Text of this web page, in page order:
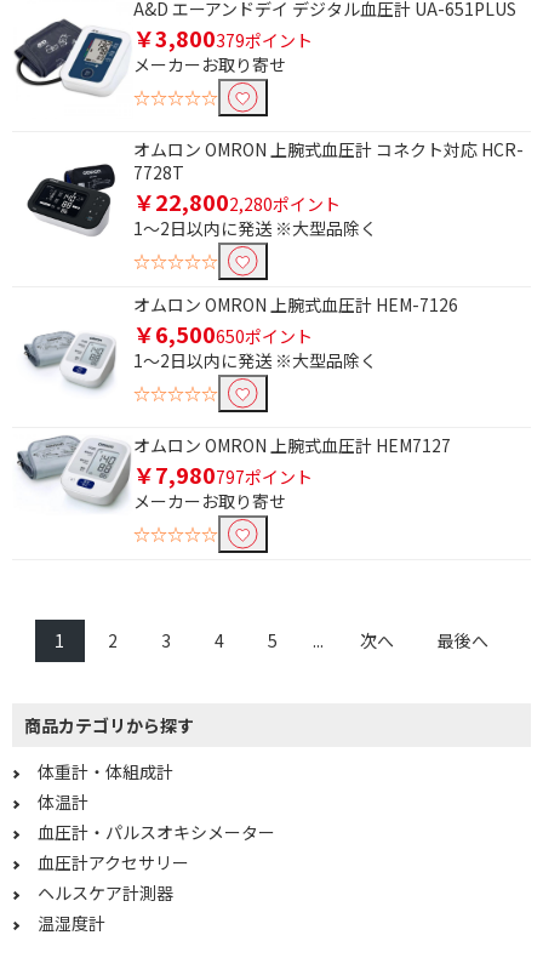
A&D エーアンドデイ デジタル血圧計 UA-651PLUS
￥3,800379ポイント
メーカーお取り寄せ
☆☆☆☆☆
オムロン OMRON 上腕式血圧計 コネクト対応 HCR-
7728T
￥22,8002,280ポイント
1～2日以内に発送 ※大型品除く
☆☆☆☆☆
オムロン OMRON 上腕式血圧計 HEM-7126
￥6,500650ポイント
1～2日以内に発送 ※大型品除く
☆☆☆☆☆
オムロン OMRON 上腕式血圧計 HEM7127
￥7,980797ポイント
メーカーお取り寄せ
☆☆☆☆☆
1 2 3 4 5 ... 次へ 最後へ
商品カテゴリから探す
体重計・体組成計
体温計
血圧計・パルスオキシメーター
血圧計アクセサリー
ヘルスケア計測器
温湿度計
体脂肪率測定機能あり 体脂肪率測定機能なし
登録人数で絞り込む
BMI測定機能で絞り込む
BMI測定機能あり BMI測定機能なし
血圧計種類で絞り込む
上腕（アームイン）式
上腕（カフ）式
手首式
有
ユーザー切り替えで絞り込む